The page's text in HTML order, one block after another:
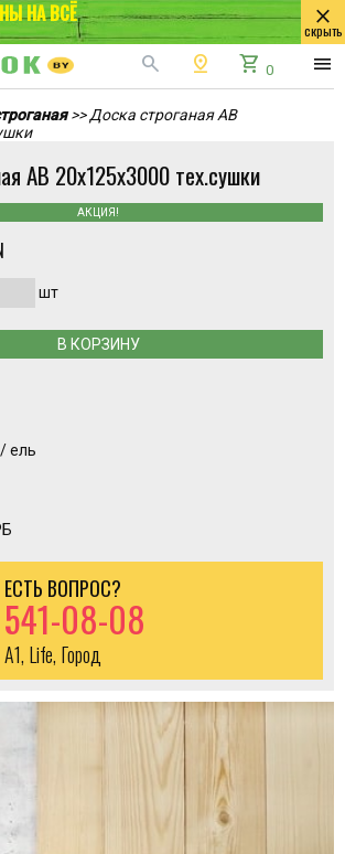
НА ВСЁ close
скрыть
search pin_drop shopping_cart 0 menu
>> Доска строганая AB
AB 20x125x3000 тех.сушки
АКЦИЯ!
шт
В КОРЗИНУ
ель
ЕСТЬ ВОПРОС?
541-08-08
A1, Life, Город